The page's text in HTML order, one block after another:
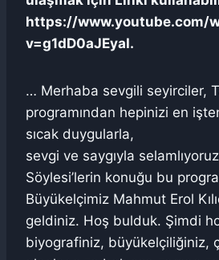
https://www.youtube.com/
v=g1dD0aJEyaI.
… Merhaba sevgili seyirciler,
programından hepinizi en
sıcak duygularla,
sevgi ve saygıyla
Söylesi’lerin konuğu bu
Büyükelçimiz Mahmut Erol
geldiniz. Hoş bulduk. Şimdi
biyografiniz, büyükelçiliğiniz,